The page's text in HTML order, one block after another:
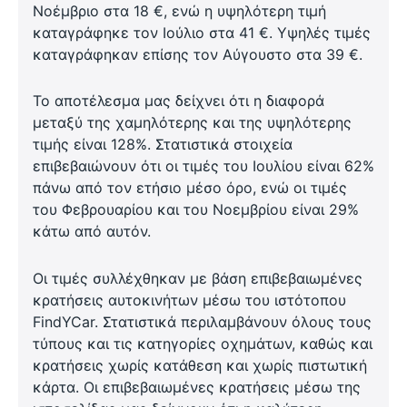
Νοέμβριο στα 18 €, ενώ η υψηλότερη τιμή
καταγράφηκε τον Ιούλιο στα 41 €. Υψηλές τιμές
καταγράφηκαν επίσης τον Αύγουστο στα 39 €.
Το αποτέλεσμα μας δείχνει ότι η διαφορά
μεταξύ της χαμηλότερης και της υψηλότερης
τιμής είναι 128%. Στατιστικά στοιχεία
επιβεβαιώνουν ότι οι τιμές του Ιουλίου είναι 62%
πάνω από τον ετήσιο μέσο όρο, ενώ οι τιμές
του Φεβρουαρίου και του Νοεμβρίου είναι 29%
κάτω από αυτόν.
Οι τιμές συλλέχθηκαν με βάση επιβεβαιωμένες
κρατήσεις αυτοκινήτων μέσω του ιστότοπου
FindYCar. Στατιστικά περιλαμβάνουν όλους τους
τύπους και τις κατηγορίες οχημάτων, καθώς και
κρατήσεις χωρίς κατάθεση και χωρίς πιστωτική
κάρτα. Οι επιβεβαιωμένες κρατήσεις μέσω της